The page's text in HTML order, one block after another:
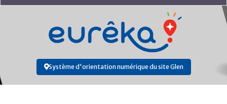
Système d'orientation numérique du site Glen